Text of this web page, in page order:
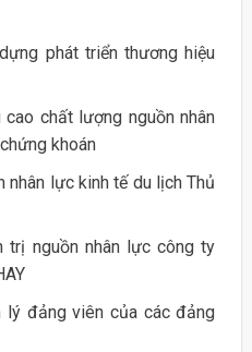
phát triển thương hiệu
chất lượng nguồn nhân
khoán
nhân lực kinh tế du lịch Thủ
trị nguồn nhân lực công ty
lý đảng viên của các đảng